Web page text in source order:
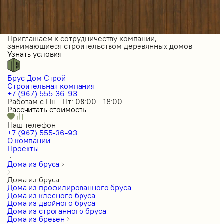
Приглашаем к сотрудничеству компании,
занимающиеся строительством деревянных домов
Узнать условия
Брус Дом Строй
Строительная компания
+7 (967) 555-36-93
Работам с Пн - Пт: 08:00 - 18:00
Рассчитать стоимость
Наш телефон
+7 (967) 555-36-93
О компании
Проекты
Дома из бруса
Дома из бруса
Дома из профилированного бруса
Дома из клееного бруса
Дома из двойного бруса
Дома из строганного бруса
Дома из бревен